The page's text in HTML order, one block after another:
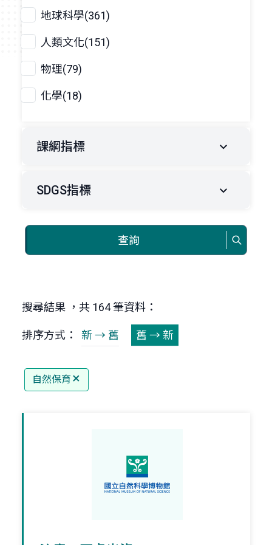
地球科學(361)
人類文化(151)
物理(79)
化學(18)
課綱指標
SDGS指標
查詢
搜尋結果 ，共 164 筆資料：
排序方式： 新 → 舊 舊 → 新
自然保育